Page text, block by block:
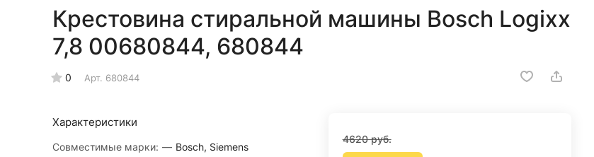
Крестовина стиральной машины Bosch Logixx
7,8 00680844, 680844
0 Арт. 680844
Характеристики
Совместимые марки: — Bosch, Siemens
4620 руб.